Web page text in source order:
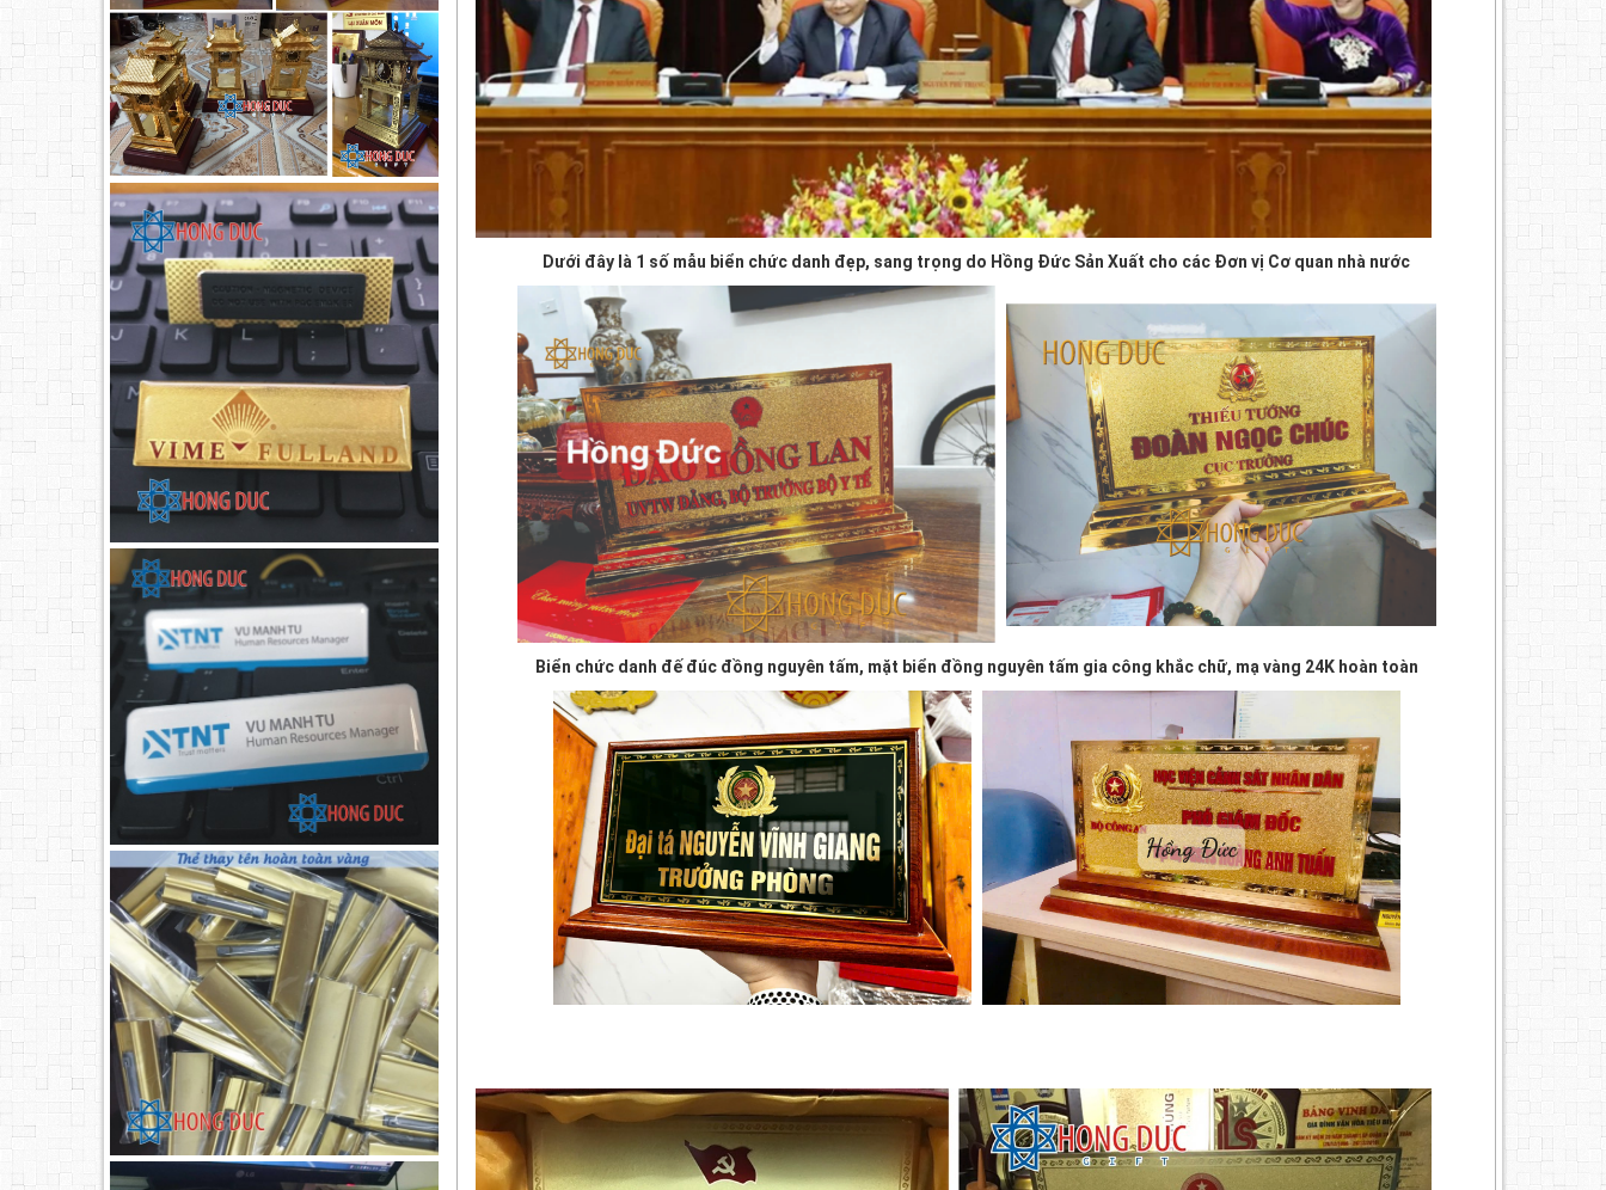
Dưới đây là 1 số mẫu biển chức danh đẹp, sang trọng do Hồng Đức Sản Xuất cho các Đơn vị Cơ quan nhà nước
Biển chức danh đế đúc đồng nguyên tấm, mặt biển đồng nguyên tấm gia công khắc chữ, mạ vàng 24K hoàn toàn